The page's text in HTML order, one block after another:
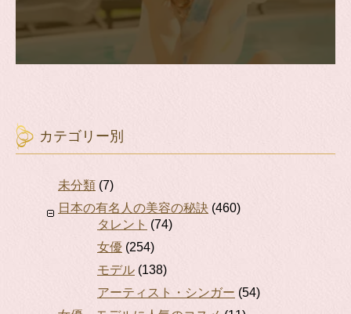
カテゴリー別
未分類 (7)
日本の有名人の美容の秘訣 (460)
タレント (74)
女優 (254)
モデル (138)
アーティスト・シンガー (54)